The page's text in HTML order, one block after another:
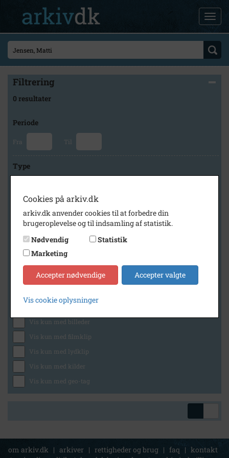
Filtrering
0 resultater
Periode
Fra Til
Type
Arkiv
Holbæk-Arkiverne / Tølløse Lokalarkiv
Generelt
Vis kun med billeder
Vis kun med filmklip
Vis kun med lydklip
Vis kun med kilder
Vis kun med geo-tag
om arkiv.dk | arkiver | rettigheder og brug | faq | kontakt
Cookies på arkiv.dk
arkiv.dk anvender cookies til at forbedre din
brugeroplevelse og til indsamling af statistik.
Nødvendig
Statistik
Marketing
Accepter nødvendige Accepter valgte
Vis cookie oplysninger